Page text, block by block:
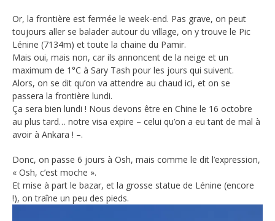
Or, la frontière est fermée le week-end. Pas grave, on peut
toujours aller se balader autour du village, on y trouve le Pic
Lénine (7134m) et toute la chaine du Pamir.
Mais oui, mais non, car ils annoncent de la neige et un
maximum de 1°C à Sary Tash pour les jours qui suivent.
Alors, on se dit qu’on va attendre au chaud ici, et on se
passera la frontière lundi.
Ça sera bien lundi ! Nous devons être en Chine le 16 octobre
au plus tard… notre visa expire – celui qu’on a eu tant de mal à
avoir à Ankara ! –.
Donc, on passe 6 jours à Osh, mais comme le dit l’expression,
« Osh, c’est moche ».
Et mise à part le bazar, et la grosse statue de Lénine (encore
!), on traîne un peu des pieds.